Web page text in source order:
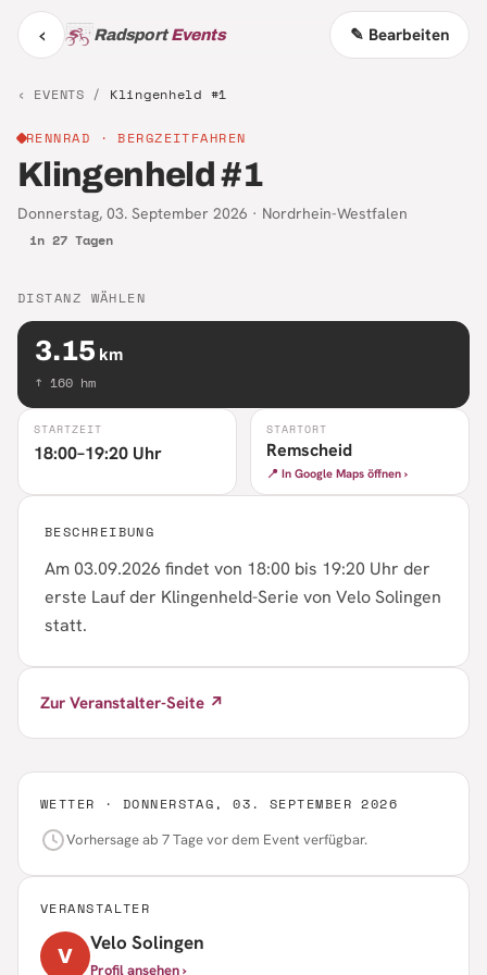
‹ RadsportEvents ✎ Bearbeiten
‹ EVENTS / Klingenheld #1
RENNRAD · BERGZEITFAHREN
Klingenheld #1
Donnerstag, 03. September 2026 · Nordrhein-Westfalen
in 27 Tagen
STARTZEIT
18:00–19:20 Uhr
STARTORT
Remscheid
📍 In Google Maps öffnen ›
DISTANZ WÄHLEN
3.15 km
↑ 160 hm
BESCHREIBUNG
Am 03.09.2026 findet von 18:00 bis 19:20 Uhr der
erste Lauf der Klingenheld-Serie von Velo Solingen
statt.
Zur Veranstalter-Seite ↗
WETTER · DONNERSTAG, 03. SEPTEMBER 2026
Vorhersage ab 7 Tage vor dem Event verfügbar.
VERANSTALTER
V
Velo Solingen
Profil ansehen ›